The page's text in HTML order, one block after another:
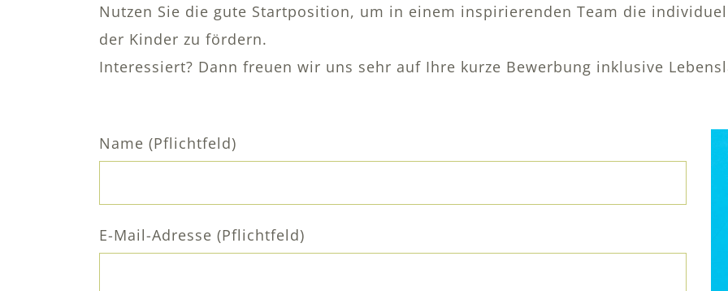
Nutzen Sie die gute Startposition, um in einem inspirierenden Team die
der Kinder zu fördern.
Interessiert? Dann freuen wir uns sehr auf Ihre kurze Bewerbung inklusive
Name (Pflichtfeld)
E-Mail-Adresse (Pflichtfeld)